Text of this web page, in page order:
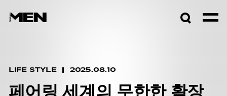
LIFE STYLE 2025.08.10
페어링 세계의 무한한 확장